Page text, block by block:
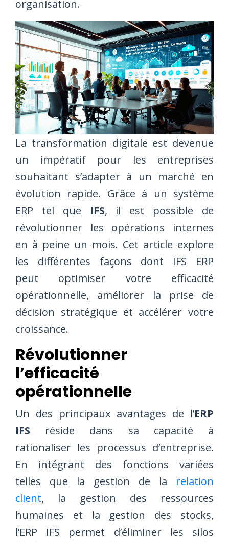
organisation.
La transformation digitale est devenue
un impératif pour les entreprises
souhaitant s’adapter à un marché en
évolution rapide. Grâce à un système
ERP tel que IFS, il est possible de
révolutionner les opérations internes
en à peine un mois. Cet article explore
les différentes façons dont IFS ERP
peut optimiser votre efficacité
opérationnelle, améliorer la prise de
décision stratégique et accélérer votre
croissance.
Révolutionner
l’efficacité
opérationnelle
Un des principaux avantages de l’ERP
IFS réside dans sa capacité à
rationaliser les processus d’entreprise.
En intégrant des fonctions variées
telles que la gestion de la relation
client, la gestion des ressources
humaines et la gestion des stocks,
l’ERP IFS permet d’éliminer les silos